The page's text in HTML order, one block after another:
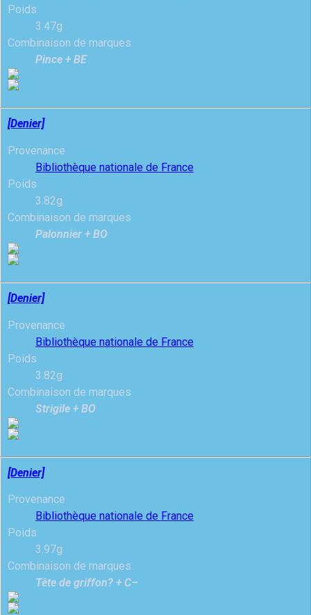
Poids
3.47g
Combinaison de marques
Pince + BE
[Denier]
Provenance
Bibliothèque nationale de France
Poids
3.82g
Combinaison de marques
Palonnier + BO
[Denier]
Provenance
Bibliothèque nationale de France
Poids
3.82g
Combinaison de marques
Strigile + BO
[Denier]
Provenance
Bibliothèque nationale de France
Poids
3.97g
Combinaison de marques
Tête de griffon? + C–